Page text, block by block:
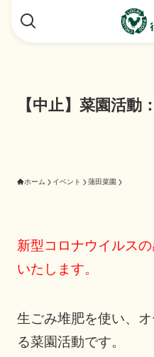
【中止】菜園活動
ホーム イベント 蒲田菜園
新型コロナウイルス
いたします。
生ごみ堆肥を使い、
る菜園活動です。